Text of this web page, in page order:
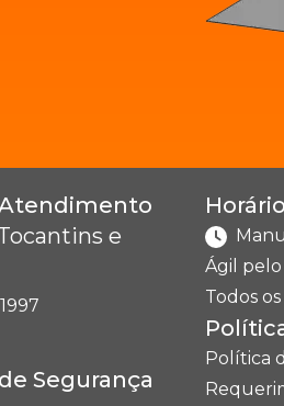
e
Segurança
Ágil
Todos
Política